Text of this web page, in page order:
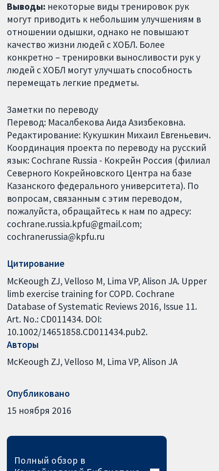
Выводы: некоторые виды тренировок рук
могут приводить к небольшим улучшениям в
отношении одышки, однако не повышают
качество жизни людей с ХОБЛ. Более
конкретно – тренировки выносливости рук у
людей с ХОБЛ могут улучшать способность
перемещать легкие предметы.
Заметки по переводу
Перевод: Масалбекова Аида Азизбековна.
Редактирование: Кукушкин Михаил Евгеньевич.
Координация проекта по переводу на русский
язык: Cochrane Russia - Кокрейн Россия (филиал
Северного Кокрейновского Центра на базе
Казанского федерального университета). По
вопросам, связанным с этим переводом,
пожалуйста, обращайтесь к нам по адресу:
cochrane.russia.kpfu@gmail.com;
cochranerussia@kpfu.ru
Цитирование
McKeough ZJ, Velloso M, Lima VP, Alison JA. Upper
limb exercise training for COPD. Cochrane
Database of Systematic Reviews 2016, Issue 11.
Art. No.: CD011434. DOI:
10.1002/14651858.CD011434.pub2.
Авторы
McKeough ZJ Velloso M Lima VP Alison JA
Опубликовано
15 ноября 2016
Полный обзор в